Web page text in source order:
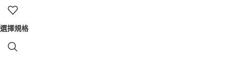
選擇規格